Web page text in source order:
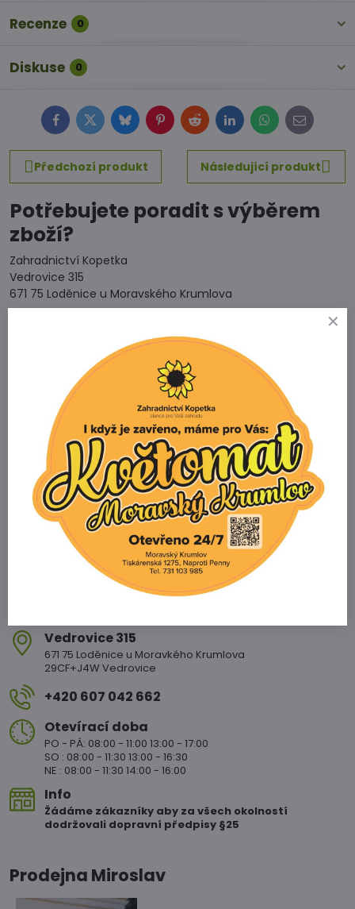
Recenze 0
Diskuse 0
FacebookTwitterBlueskyPinterestRedditLinkedInWhatsApp
E-
mail
Předchozí produkt
Následující produkt
Potřebujete poradit s výběrem
zboží?
Zahradnictví Kopetka
Vedrovice 315
671 75 Loděnice u Moravského Krumlova
+420 731 103 985
Prodejna
+420 607 042 662
Email
info@zahradnictvikopetka.cz
Zahradnictví Vedrovice
Vedrovice 315
671 75 Loděnice u Moravkého Krumlova
29CF+J4W Vedrovice
+420 607 042 662
Otevírací doba
PO - PÁ: 08:00 - 11:00 13:00 - 17:00
SO : 08:00 - 11:30 13:00 - 16:30
NE : 08:00 - 11:30 14:00 - 16:00
Info
Žádáme zákazníky aby za všech okolností
dodržovali dopravní předpisy §25
Prodejna Miroslav